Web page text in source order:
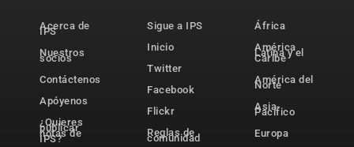
Acerca de
IPS
Nuestros
socios
Contáctenos
Apóyenos
¿Quieres
publicar
notas de
IPS?
Sigue a IPS
Inicio
Twitter
Facebook
Flickr
Reglas de
comunidad
África
América
Latina y el
Caribe
América del
Norte
Asia-
Pacífico
Europa